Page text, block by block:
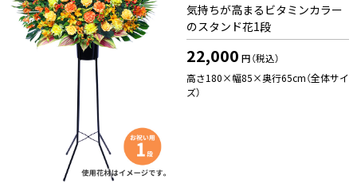
気持ちが高まるビタミンカラー
のスタンド花1段
22,000 円（税込）
高さ180×幅85×奥行65cm（全体サイ
ズ）